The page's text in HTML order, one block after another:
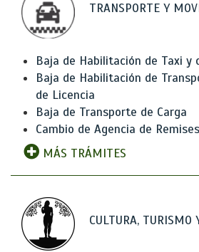
TRANSPORTE Y
Baja de Habilitación de Taxi y
Baja de Habilitación de
de Licencia
Baja de Transporte de Carga
Cambio de Agencia de Remises
MÁS TRÁMITES
CULTURA, TURISMO